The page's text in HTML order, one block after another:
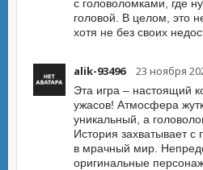
с головоломками, где
головой. В целом, это
хотя не без своих
alik-93496 23 ноября
Эта игра – настоящий
ужасов! Атмосфера
уникальный, а
История захватывает с
в мрачный мир.
оригинальные